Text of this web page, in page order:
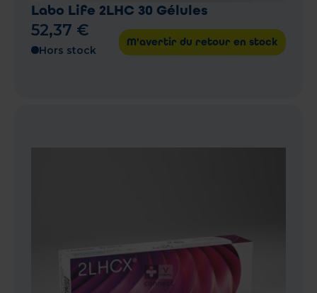
Labo Life 2LHC 30 Gélules
52,37 €
Hors stock
M'avertir du retour en stock